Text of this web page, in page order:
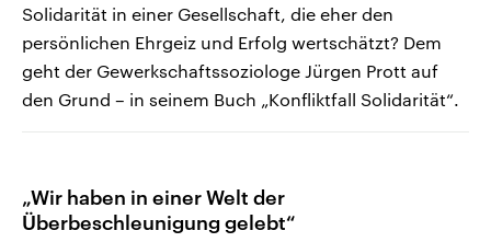
Solidarität in einer Gesellschaft, die eher den
persönlichen Ehrgeiz und Erfolg wertschätzt? Dem
geht der Gewerkschaftssoziologe Jürgen Prott auf
den Grund – in seinem Buch „Konfliktfall Solidarität“.
„Wir haben in einer Welt der
Überbeschleunigung gelebt“